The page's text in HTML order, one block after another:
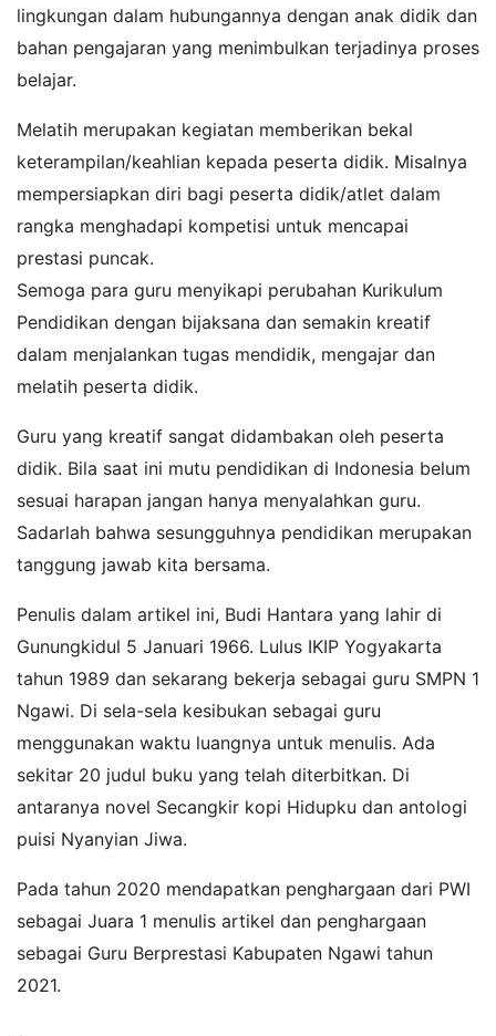
lingkungan dalam hubungannya dengan anak didik dan
bahan pengajaran yang menimbulkan terjadinya proses
belajar.
Melatih merupakan kegiatan memberikan bekal
keterampilan/keahlian kepada peserta didik. Misalnya
mempersiapkan diri bagi peserta didik/atlet dalam
rangka menghadapi kompetisi untuk mencapai
prestasi puncak.
Semoga para guru menyikapi perubahan Kurikulum
Pendidikan dengan bijaksana dan semakin kreatif
dalam menjalankan tugas mendidik, mengajar dan
melatih peserta didik.
Guru yang kreatif sangat didambakan oleh peserta
didik. Bila saat ini mutu pendidikan di Indonesia belum
sesuai harapan jangan hanya menyalahkan guru.
Sadarlah bahwa sesungguhnya pendidikan merupakan
tanggung jawab kita bersama.
Penulis dalam artikel ini, Budi Hantara yang lahir di
Gunungkidul 5 Januari 1966. Lulus IKIP Yogyakarta
tahun 1989 dan sekarang bekerja sebagai guru SMPN 1
Ngawi. Di sela-sela kesibukan sebagai guru
menggunakan waktu luangnya untuk menulis. Ada
sekitar 20 judul buku yang telah diterbitkan. Di
antaranya novel Secangkir kopi Hidupku dan antologi
puisi Nyanyian Jiwa.
Pada tahun 2020 mendapatkan penghargaan dari PWI
sebagai Juara 1 menulis artikel dan penghargaan
sebagai Guru Berprestasi Kabupaten Ngawi tahun
2021.